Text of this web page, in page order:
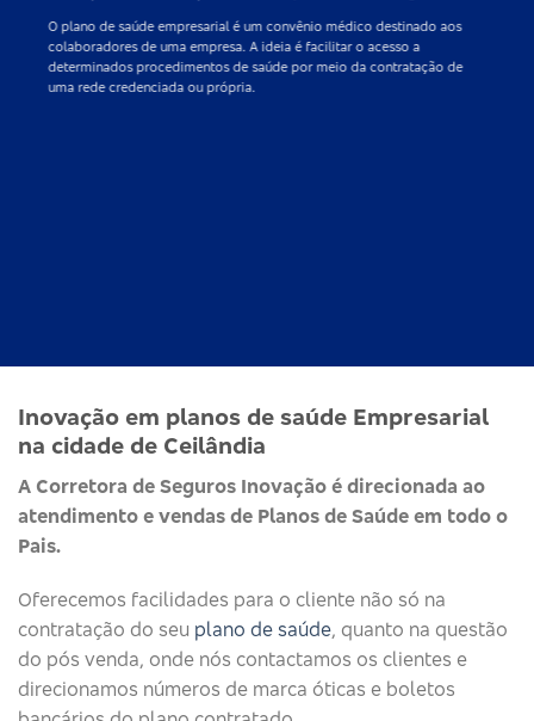
Oplano de saúde empresarialé um convênio médico destinado aos
colaboradores de uma empresa. A ideia é facilitar o acesso a
determinados procedimentos de saúde por meio da contratação de
uma rede credenciada ou própria.
Inovação em planos de saúde Empresarial
na cidade de Ceilândia
A Corretora de Seguros Inovação é direcionada ao
atendimento e vendas de Planos de Saúde em todo o
Pais.
Oferecemos facilidades para o cliente não só na
contratação do seu plano de saúde, quanto na questão
do pós venda, onde nós contactamos os clientes e
direcionamos números de marca óticas e boletos